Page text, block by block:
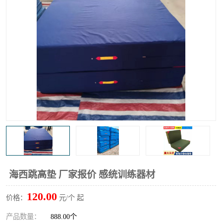
海西跳高垫 厂家报价 感统训练器材
价格： 120.00 元/个 起
产品数量： 888.00个